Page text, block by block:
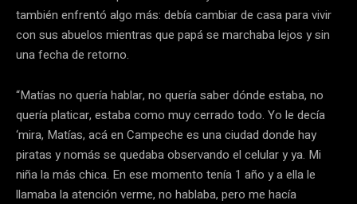
también enfrentó algo más: debía cambiar de casa para vivir
con sus abuelos mientras que papá se marchaba lejos y sin
una fecha de retorno.
“Matías no quería hablar, no quería saber dónde estaba, no
quería platicar, estaba como muy cerrado todo. Yo le decía
‘mira, Matías, acá en Campeche es una ciudad donde hay
piratas y nomás se quedaba observando el celular y ya. Mi
niña la más chica. En ese momento tenía 1 año y a ella le
llamaba la atención verme, no hablaba, pero me hacía